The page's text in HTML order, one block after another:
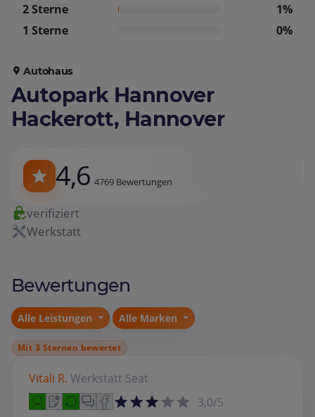
2 Sterne
1%
1 Sterne
0%
Autohaus
Autopark Hannover
Hackerott, Hannover
4,6 4769 Bewertungen
verifiziert
Werkstatt
Bewertungen
Alle Leistungen Alle Marken
Mit 3 Sternen bewertet
Vitali R. Werkstatt Seat
3,0/5